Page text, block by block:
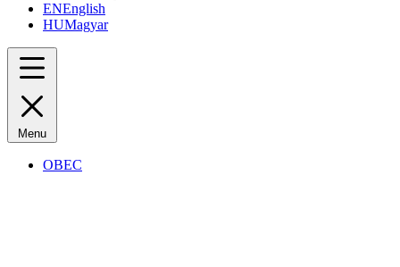
ENEnglish
HUMagyar
Menu
OBEC